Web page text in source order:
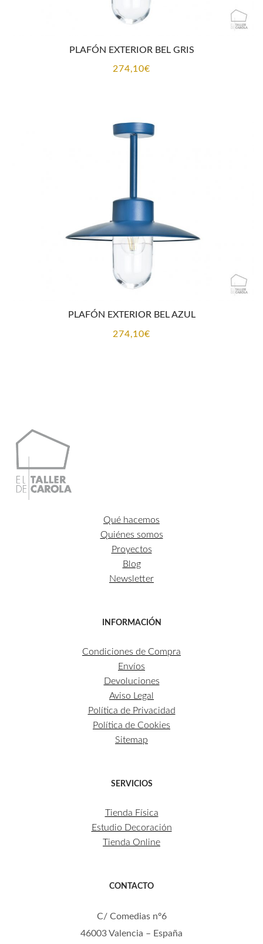
PLAFÓN EXTERIOR BEL GRIS
274,10€
PLAFÓN EXTERIOR BEL AZUL
274,10€
Qué hacemos
Quiénes somos
Proyectos
Blog
Newsletter
INFORMACIÓN
Condiciones de Compra
Envíos
Devoluciones
Aviso Legal
Política de Privacidad
Política de Cookies
Sitemap
SERVICIOS
Tienda Física
Estudio Decoración
Tienda Online
CONTACTO
C/ Comedias nº6
46003 Valencia – España